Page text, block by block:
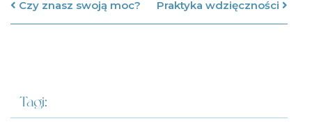
Czy znasz swoją moc? Praktyka wdzięczności
Tagi: